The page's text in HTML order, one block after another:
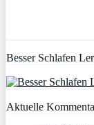
Besser Schlafen
Aktuelle